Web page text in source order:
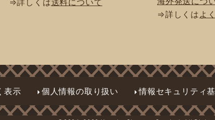
⇒詳しくは よ
表示 個人情報の取り扱い 情報セキュリティ